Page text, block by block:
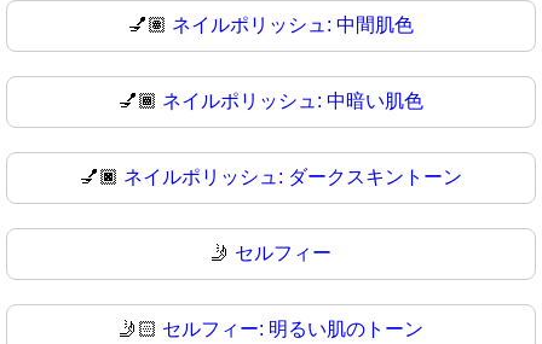
💅🏽 ネイルポリッシュ: 中間肌色
💅🏾 ネイルポリッシュ: 中暗い肌色
💅🏿 ネイルポリッシュ: ダークスキントーン
🤳 セルフィー
🤳🏻 セルフィー: 明るい肌のトーン